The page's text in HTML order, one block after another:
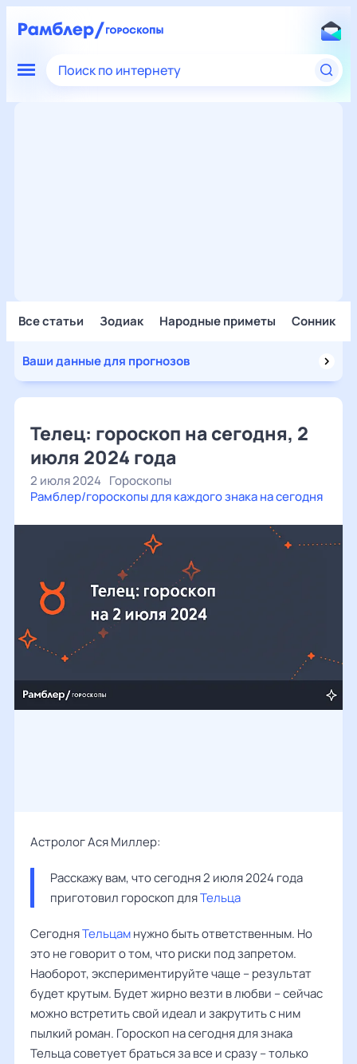
Поиск по интернету
Все статьи Зодиак Народные приметы Сонник
Ваши данные для прогнозов
Телец: гороскоп на сегодня, 2
июля 2024 года
2 июля 2024 Гороскопы
Рамблер/гороскопы для каждого знака на сегодня
Астролог Ася Миллер:
Расскажу вам, что сегодня 2 июля 2024 года
приготовил гороскоп для Тельца
СегодняТельцамнужно быть ответственным. Но
это не говорит о том, что риски под запретом.
Наоборот, экспериментируйте чаще – результат
будет крутым. Будет жирно везти в любви – сейчас
можно встретить свой идеал и закрутить с ним
пылкий роман. Гороскоп на сегодня для знака
Тельца советует браться за все и сразу – только